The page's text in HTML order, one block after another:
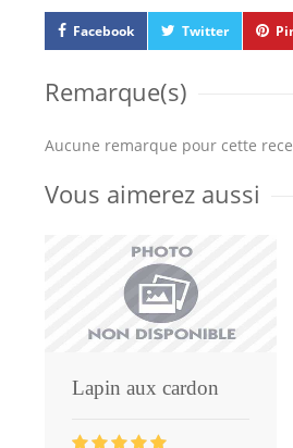
Facebook Twitter
Remarque(s)
Aucune remarque pour cette
Vous aimerez aussi
Lapin aux cardon